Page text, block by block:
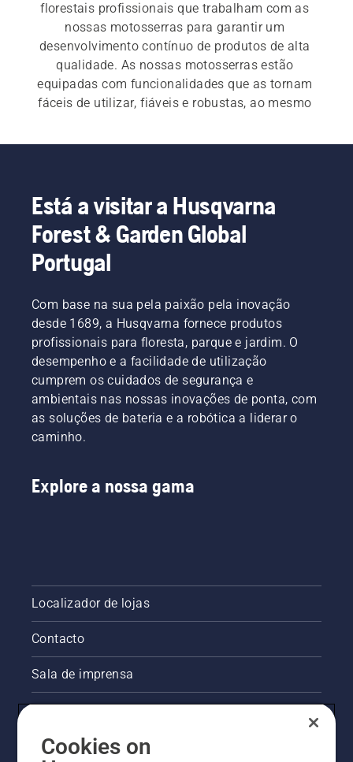
florestais profissionais que trabalham com as
nossas motosserras para garantir um
desenvolvimento contínuo de produtos de alta
qualidade. As nossas motosserras estão
equipadas com funcionalidades que as tornam
fáceis de utilizar, fiáveis e robustas, ao mesmo
excelente desempenho em todos os momentos.
bateria
motosserras a gasolina
um arranque rápido e fácil. Cada motosserra
arranca com um simples toque de um botão ou
um simples puxão de um cabo, para responder
às necessidades do cliente.  A nossa ampla
profissionais e motosserras de arborista
Está a visitar a Husqvarna
Forest & Garden Global
Portugal
Com base na sua pela paixão pela inovação
desde 1689, a Husqvarna fornece produtos
profissionais para floresta, parque e jardim. O
desempenho e a facilidade de utilização
cumprem os cuidados de segurança e
ambientais nas nossas inovações de ponta, com
as soluções de bateria e a robótica a liderar o
caminho.
Explore a nossa gama
Localizador de lojas
Contacto
Sala de imprensa
Outros websites da Husqvarna
Cookies on